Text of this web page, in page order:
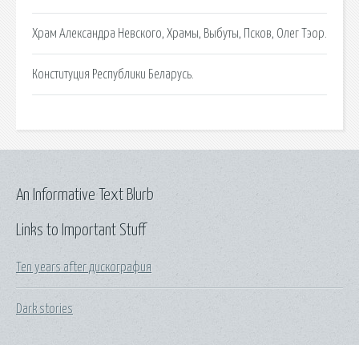
Храм Александра Невского, Храмы, Выбуты, Псков, Олег Тэор.
Конституция Республики Беларусь.
Links to Important Stuff
Ten years after дискография
Dark stories
An Informative Text Blurb